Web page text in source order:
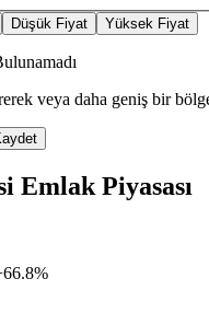
Düşük Fiyat Yüksek Fiyat
veya daha geniş bir
Emlak Piyasası
66.8%